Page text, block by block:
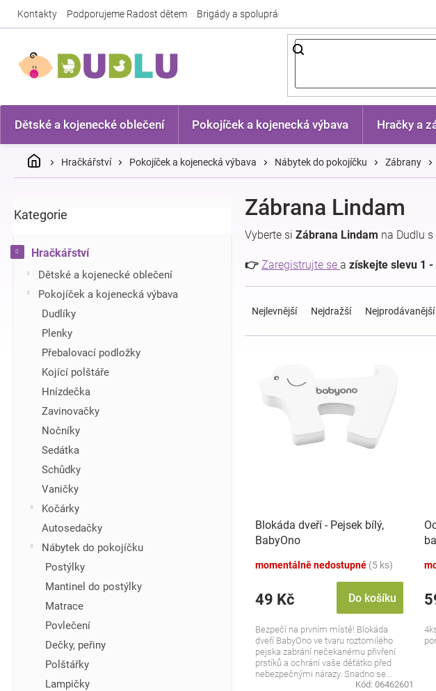
Kontakty Podporujeme Radost dětem Brigády a spolupráce
Dětské a kojenecké oblečení Pokojíček a kojenecká výbava Hračky a
DomůHračkářství Pokojíček a kojenecká výbava Nábytek do pokojíčku Zábrany
o
t
r
Přeskočit
Kategorie
Hračkářství
Dětské a kojenecké oblečení
Pokojíček a kojenecká výbava
Dudlíky
Plenky
Přebalovací podložky
Kojící polštáře
Hnízdečka
Zavinovačky
Nočníky
Sedátka
Schůdky
Vaničky
Kočárky
Autosedačky
Nábytek do pokojíčku
Postýlky
Mantinel do postýlky
Matrace
Povlečení
Dečky, peřiny
Polštářky
Lampičky
Zábrana Lindam
Vyberte si Zábrana Lindam na Dudlu
👉 Zaregistrujte se a získejte slevu 1 -
e
Nejlevnější Nejdražší Nejprodávanější
Blokáda dveří - Pejsek bílý,
BabyOno
momentálně nedostupné (5 ks)
49 Kč Do košíku
Bezpečí na prvním místě! Blokáda
dveří BabyOno ve tvaru roztomilého
pejska zabrání nečekanému přivření
prstíků a ochrání vaše děťátko před
nebezpečnými nárazy. Snadno se...
Kód: 06462601